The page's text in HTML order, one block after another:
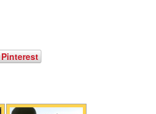
Pinterest